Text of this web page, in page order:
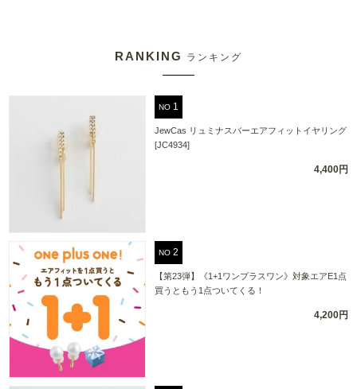
RANKING ランキング
NO
JewCas リュミナスバーエアフィットイヤリング
[JC4934]
4,400円
NO
【第23弾】《1+1ワンプラスワン》対象エアE1点
買うともう1点ついてくる！
4,200円